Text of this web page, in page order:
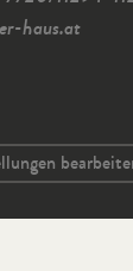
haus.at